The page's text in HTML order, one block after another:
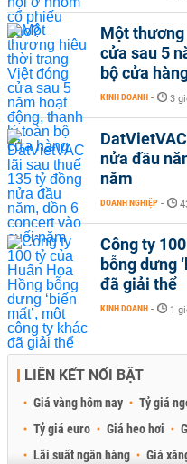
Một
cửa sau 5
bộ cửa
KINH DOANH - 3
nửa đầu
năm
DOANH NGHIỆP -
Công ty
bỗng dưng
đã giải thể
KINH DOANH - 1
LIÊN KẾT NỔI BẬT
Giá vàng hôm nay Tỷ giá
Tỷ giá euro
Giá heo hơi
Lãi suất ngân hàng
Giá